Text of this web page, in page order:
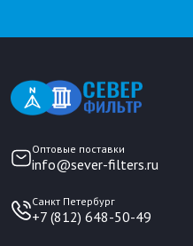
Оптовые поставки
info@sever-filters.ru
Санкт Петербург
+7 (812) 648-50-49